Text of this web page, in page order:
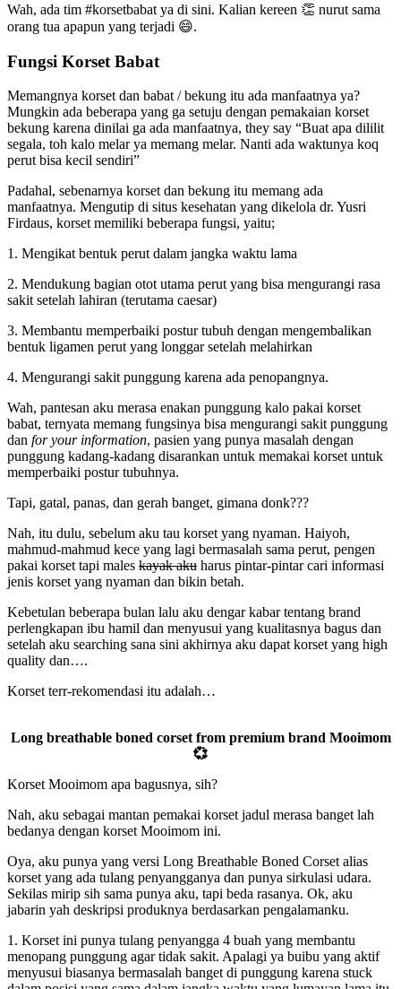
Wah, ada tim #korsetbabat ya di sini. Kalian kereen 👏 nurut sama
orang tua apapun yang terjadi 😄.
Fungsi Korset Babat
Memangnya korset dan babat / bekung itu ada manfaatnya ya?
Mungkin ada beberapa yang ga setuju dengan pemakaian korset
bekung karena dinilai ga ada manfaatnya, they say “Buat apa dililit
segala, toh kalo melar ya memang melar. Nanti ada waktunya koq
perut bisa kecil sendiri”
Padahal, sebenarnya korset dan bekung itu memang ada
manfaatnya. Mengutip di situs kesehatan yang dikelola dr. Yusri
Firdaus, korset memiliki beberapa fungsi, yaitu;
1. Mengikat bentuk perut dalam jangka waktu lama
2. Mendukung bagian otot utama perut yang bisa mengurangi rasa
sakit setelah lahiran (terutama caesar)
3. Membantu memperbaiki postur tubuh dengan mengembalikan
bentuk ligamen perut yang longgar setelah melahirkan
4. Mengurangi sakit punggung karena ada penopangnya.
Wah, pantesan aku merasa enakan punggung kalo pakai korset
babat, ternyata memang fungsinya bisa mengurangi sakit punggung
dan for your information, pasien yang punya masalah dengan
punggung kadang-kadang disarankan untuk memakai korset untuk
memperbaiki postur tubuhnya.
Tapi, gatal, panas, dan gerah banget, gimana donk???
Nah, itu dulu, sebelum aku tau korset yang nyaman. Haiyoh,
mahmud-mahmud kece yang lagi bermasalah sama perut, pengen
pakai korset tapi males kayak aku harus pintar-pintar cari informasi
jenis korset yang nyaman dan bikin betah.
Kebetulan beberapa bulan lalu aku dengar kabar tentang brand
perlengkapan ibu hamil dan menyusui yang kualitasnya bagus dan
setelah aku searching sana sini akhirnya aku dapat korset yang high
quality dan….
Korset terr-rekomendasi itu adalah…
Long breathable boned corset from premium brand Mooimom
💞
Korset Mooimom apa bagusnya, sih?
Nah, aku sebagai mantan pemakai korset jadul merasa banget lah
bedanya dengan korset Mooimom ini.
Oya, aku punya yang versi Long Breathable Boned Corset alias
korset yang ada tulang penyangganya dan punya sirkulasi udara.
Sekilas mirip sih sama punya aku, tapi beda rasanya. Ok, aku
jabarin yah deskripsi produknya berdasarkan pengalamanku.
1. Korset ini punya tulang penyangga 4 buah yang membantu
menopang punggung agar tidak sakit. Apalagi ya buibu yang aktif
menyusui biasanya bermasalah banget di punggung karena stuck